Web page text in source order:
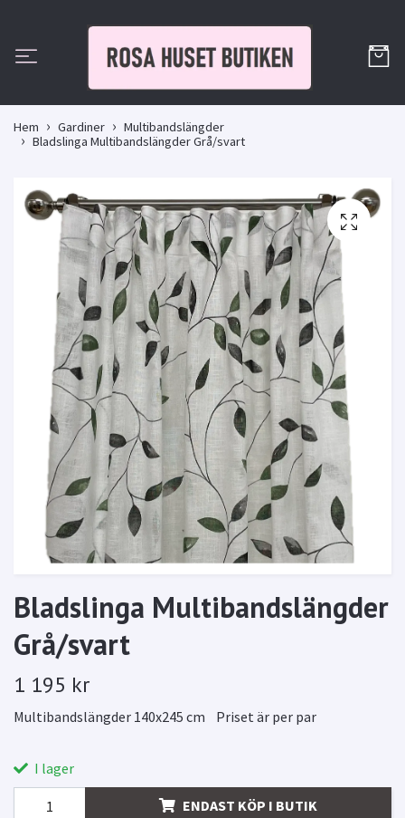
Hem Gardiner
Multibandslängder
Bladslinga Multibandslängder Grå/svart
Bladslinga Multibandslängder
Grå/svart
1 195 kr
Multibandslängder 140x245 cm Priset är per par
I lager
ENDAST KÖP I BUTIK